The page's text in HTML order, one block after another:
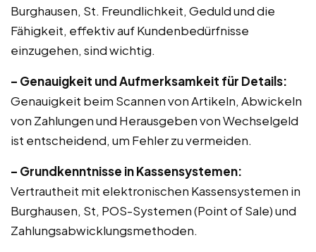
Burghausen, St. Freundlichkeit, Geduld und die
Fähigkeit, effektiv auf Kundenbedürfnisse
einzugehen, sind wichtig.
– Genauigkeit und Aufmerksamkeit für Details:
Genauigkeit beim Scannen von Artikeln, Abwickeln
von Zahlungen und Herausgeben von Wechselgeld
ist entscheidend, um Fehler zu vermeiden.
– Grundkenntnisse in Kassensystemen:
Vertrautheit mit elektronischen Kassensystemen in
Burghausen, St, POS-Systemen (Point of Sale) und
Zahlungsabwicklungsmethoden.